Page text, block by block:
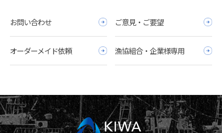
お問い合わせ ご意見・ご要望
オーダーメイド依頼 漁協組合・企業様専用